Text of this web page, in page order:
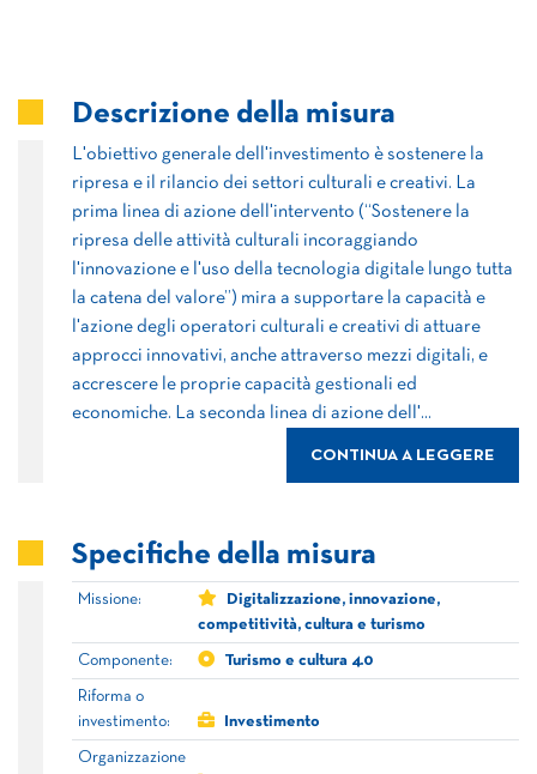
Descrizione della misura
L'obiettivo generale dell'investimento è sostenere la
ripresa e il rilancio dei settori culturali e creativi. La
prima linea di azione dell'intervento (“Sostenere la
ripresa delle attività culturali incoraggiando
l'innovazione e l'uso della tecnologia digitale lungo tutta
la catena del valore”) mira a supportare la capacità e
l'azione degli operatori culturali e creativi di attuare
approcci innovativi, anche attraverso mezzi digitali, e
accrescere le proprie capacità gestionali ed
economiche. La seconda linea di azione dell'...
CONTINUA A LEGGERE
Specifiche della misura
Missione:
Digitalizzazione, innovazione,
competitività, cultura e turismo
Componente: Turismo e cultura 4.0
Riforma o
investimento:
Investimento
Organizzazione